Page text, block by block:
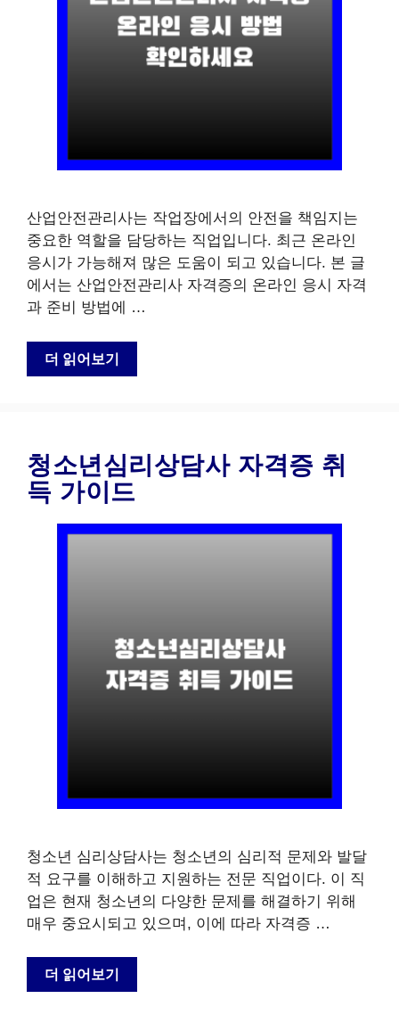
산업안전관리사는 작업장에서의 안전을 책임지는
중요한 역할을 담당하는 직업입니다. 최근 온라인
응시가 가능해져 많은 도움이 되고 있습니다. 본 글
에서는 산업안전관리사 자격증의 온라인 응시 자격
과 준비 방법에 …
더 읽어보기
청소년심리상담사 자격증 취
득 가이드
청소년 심리상담사는 청소년의 심리적 문제와 발달
적 요구를 이해하고 지원하는 전문 직업이다. 이 직
업은 현재 청소년의 다양한 문제를 해결하기 위해
매우 중요시되고 있으며, 이에 따라 자격증 …
더 읽어보기